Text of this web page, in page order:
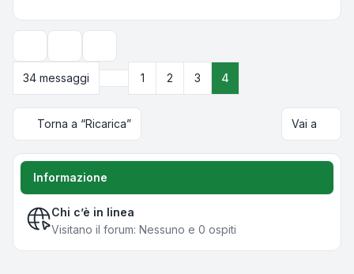
34 messaggi
Precedente
1 2 3 4
Torna a “Ricarica” Vai a
Informazione
Chi c’è in linea
Visitano il forum: Nessuno e 0 ospiti